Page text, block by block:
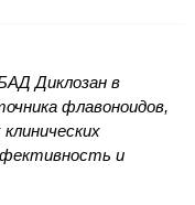
Диклозан в
флавоноидов,
и